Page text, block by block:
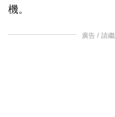
機。
廣告 / 請